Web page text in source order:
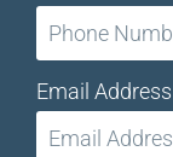
Email Address